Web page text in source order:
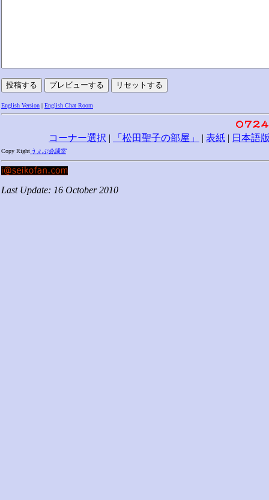
English Version English Chat Room
コーナー選択 | 「松田聖子の部屋」 | 表紙 | 日本語
Copy Right うぇぶ会議室
Last Update: 16 October 2010